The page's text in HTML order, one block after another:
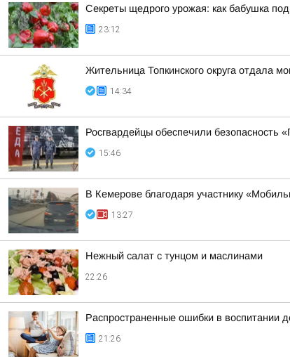
Секреты щедрого урожая: как бабушка
23:12
Жительница Топкинского округа отдала
14:34
Росгвардейцы обеспечили безопасность
15:46
В Кемерове благодаря участнику
13:27
Нежный салат с тунцом и маслинами
22:26
Распространенные ошибки в воспитании
21:26